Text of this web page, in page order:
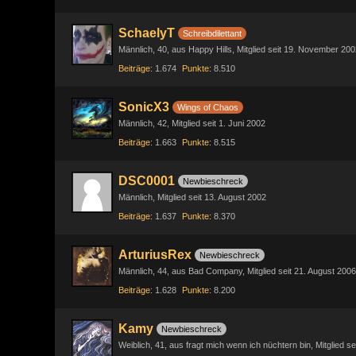
SchaelyT
Schreibdilettant
Männlich 40 aus Happy Hills
Mitglied seit 19. November
Beiträge
1.674 Punkte 8.510
SonicX3
Wings of Chaos
Männlich 42
Mitglied seit 1. Juni 2002
Beiträge
1.663 Punkte 8.515
DSC0001
Newbieschreck
Männlich
Mitglied seit 13. August 2002
Beiträge
1.637 Punkte 8.370
ArturiusRex
Newbieschreck
Männlich 44 aus Bad Company
Mitglied seit 21. August 2006
Beiträge
1.628 Punkte 8.200
Kamy
Newbieschreck
Weiblich 41 aus fragt mich wenn ich nüchtern bin Mitglied